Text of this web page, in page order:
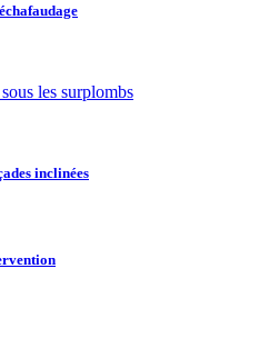
les surplombs
inclinées